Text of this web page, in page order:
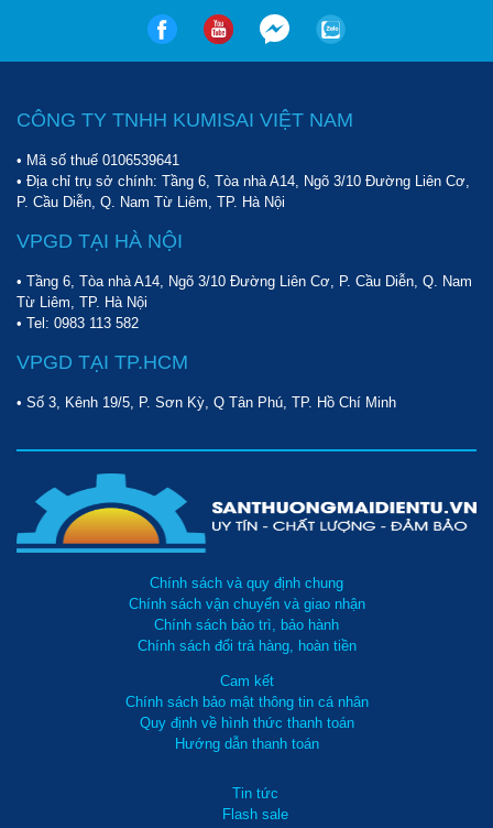
CÔNG TY TNHH KUMISAI VIỆT NAM
• Mã số thuế 0106539641
• Địa chỉ trụ sở chính: Tầng 6, Tòa nhà A14, Ngõ 3/10 Đường Liên Cơ,
P. Cầu Diễn, Q. Nam Từ Liêm, TP. Hà Nội
VPGD TẠI HÀ NỘI
• Tầng 6, Tòa nhà A14, Ngõ 3/10 Đường Liên Cơ, P. Cầu Diễn, Q. Nam
Từ Liêm, TP. Hà Nội
• Tel: 0983 113 582
VPGD TẠI TP.HCM
• Số 3, Kênh 19/5, P. Sơn Kỳ, Q Tân Phú, TP. Hồ Chí Minh
Chính sách và quy định chung
Chính sách vận chuyển và giao nhận
Chính sách bảo trì, bảo hành
Chính sách đổi trả hàng, hoàn tiền
Cam kết
Chính sách bảo mật thông tin cá nhân
Quy định về hình thức thanh toán
Hướng dẫn thanh toán
Tin tức
Flash sale